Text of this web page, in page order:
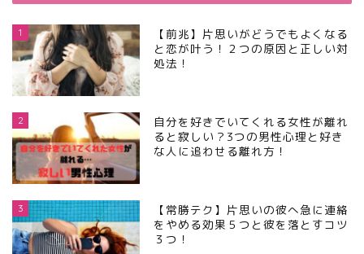
1
【前兆】片思いがどうでもよくなる
と恋が叶う！２つの原因と正しい対
処法！
2
自分を好きでいてくれる女性が離れ
ると寂しい？3つの男性心理と好き
な人に追わせる離れ方！
3
【常勝テク】片思いの彼へ急に連絡
をやめる効果５つと彼を落とすコツ
３つ！